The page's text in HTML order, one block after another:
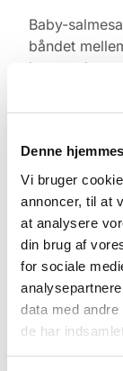
Denne
Vi bruger
annoncer, til at
at analysere
din brug af
for sociale
data med
de har
Baby-
båndet
bevægelse
Ugerløse
Torsdage kl.
Tilmelding:
Kontakt
Mobil: +45
Mail:
Alle er
komme i